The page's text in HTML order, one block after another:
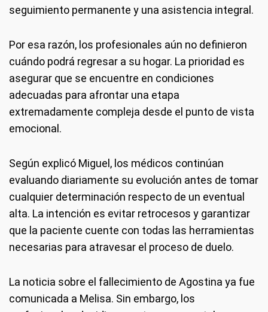
seguimiento permanente y una asistencia integral.
Por esa razón, los profesionales aún no definieron
cuándo podrá regresar a su hogar. La prioridad es
asegurar que se encuentre en condiciones
adecuadas para afrontar una etapa
extremadamente compleja desde el punto de vista
emocional.
Según explicó Miguel, los médicos continúan
evaluando diariamente su evolución antes de tomar
cualquier determinación respecto de un eventual
alta. La intención es evitar retrocesos y garantizar
que la paciente cuente con todas las herramientas
necesarias para atravesar el proceso de duelo.
La noticia sobre el fallecimiento de Agostina ya fue
comunicada a Melisa. Sin embargo, los